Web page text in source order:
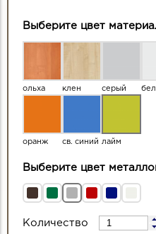
Выберите цвет
ольха клен серый
оранж св. синий лайм
Выберите цвет
Количество